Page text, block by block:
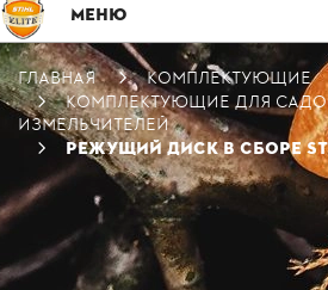
МЕНЮ
ГЛАВНАЯ
КОМПЛЕКТУЮЩИЕ
КОМПЛЕКТУЮЩИЕ ДЛЯ
ИЗМЕЛЬЧИТЕЛЕЙ
РЕЖУЩИЙ ДИСК В СБОРЕ